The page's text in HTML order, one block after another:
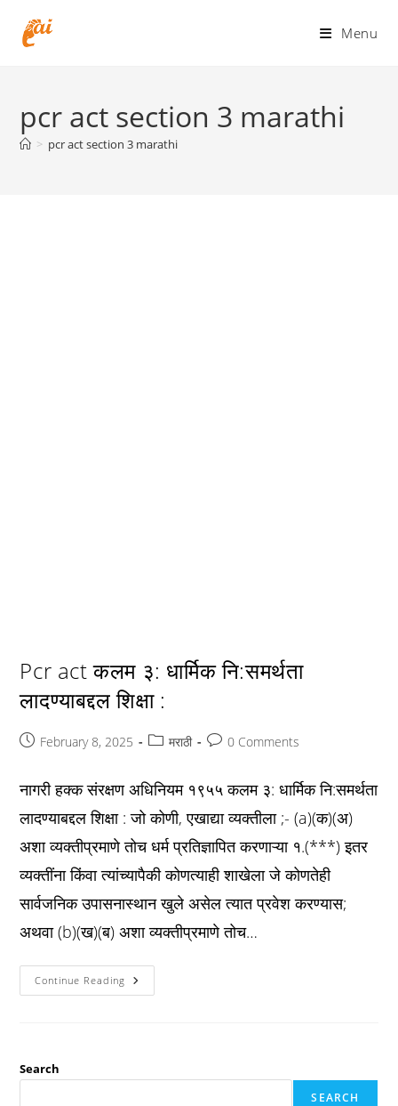
Menu
pcr act section 3 marathi
> pcr act section 3 marathi
Pcr act कलम ३: धार्मिक नि:समर्थता
लादण्याबद्दल शिक्षा :
PostFebruary 8, 2025
Postमराठी
Post0 Comments
नागरी हक्क संरक्षण अधिनियम १९५५ कलम ३: धार्मिक नि:समर्थता
लादण्याबद्दल शिक्षा : जो कोणी, एखाद्या व्यक्तीला ;- (a)(क)(अ)
अशा व्यक्तीप्रमाणे तोच धर्म प्रतिज्ञापित करणाऱ्या १.(***) इतर
व्यक्तींना किंवा त्यांच्यापैकी कोणत्याही शाखेला जे कोणतेही
सार्वजनिक उपासनास्थान खुले असेल त्यात प्रवेश करण्यास;
अथवा (b)(ख)(ब) अशा व्यक्तीप्रमाणे तोच…
Continue Reading Pcr
Act
:
Search
SEARCH